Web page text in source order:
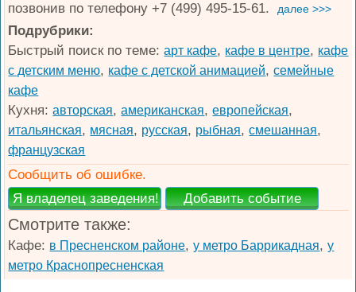
позвонив по телефону +7 (499) 495-15-61.
далее >>>
Подрубрики:
Быстрый поиск по теме:арт кафе, кафе в центре, кафе
с детским меню, кафе с детской анимацией,семейные
кафе
Кухня:авторская,американская,европейская,
итальянская, мясная, русская, рыбная,смешанная,
французская
Сообщить об ошибке.
Смотрите также:
Кафе: в Пресненском районе,у метро Баррикадная,у
метро Краснопресненская